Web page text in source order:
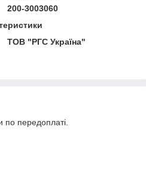
200-3003060
ТОВ "РГС Україна"
по передоплаті.